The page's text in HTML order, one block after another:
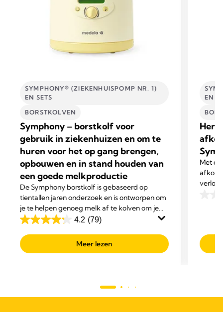
SYMPHONY® (ZIEKENHUISPOMP NR. 1)
EN SETS
BORSTKOLVEN
Symphony – borstkolf voor
gebruik in ziekenhuizen en om te
huren voor het op gang brengen,
opbouwen en in stand houden van
een goede melkproductie
De Symphony borstkolf is gebaseerd op
tientallen jaren onderzoek en is ontworpen om
je te helpen genoeg melk af te kolven om je
baby volledig met moedermelk te voeden.
4.2 (79)
4.2
van
de
beoordelingen
Meer lezen
EN
Met
5